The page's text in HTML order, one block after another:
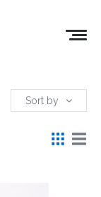
Sort by